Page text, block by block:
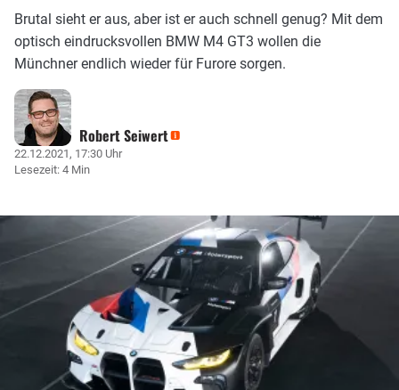
Brutal sieht er aus, aber ist er auch schnell genug? Mit dem
optisch eindrucksvollen BMW M4 GT3 wollen die
Münchner endlich wieder für Furore sorgen.
Robert Seiwert
22.12.2021, 17:30 Uhr
Lesezeit: 4 Min